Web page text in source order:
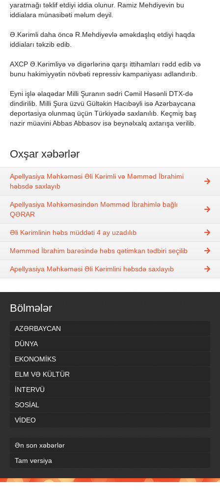
yaratmağı təklif etdiyi iddia olunur. Ramiz Mehdiyevin bu
iddialara münasibəti məlum deyil.
Ə.Kərimli daha öncə R.Mehdiyevlə əməkdaşlıq etdiyi haqda
iddiaları təkzib edib.
AXCP Ə.Kərimliyə və digərlərinə qarşı ittihamları rədd edib və
bunu hakimiyyətin növbəti repressiv kampaniyası adlandırıb.
Eyni işlə əlaqədar Milli Şuranın sədri Cəmil Həsənli DTX-də
dindirilib. Milli Şura üzvü Gültəkin Hacıbəyli isə Azərbaycana
deportasiya olunmaq üçün Türkiyədə saxlanılıb. Keçmiş baş
nazir müavini Abbas Abbasov isə beynəlxalq axtarışa verilib.
Oxşar xəbərlər
Apellyasiya Məhkəməsi Əli Kərimli və Məmməd İbrahimi
həbsdə saxlayıb
Apellyasiya Məhkəməsindən Məmməd İbrahimlə bağlı
QƏRAR
Əli Kərimlinin həbs müddəti 4 ay uzadılıb
Məmməd İbrahim barəsində həbs qətimkan tədbiri seçilib
Apellyasiya Məhkəməsi Əli Kərimlini həbsdə saxlayıb
Bölmələr
AZƏRBAYCAN
DÜNYA
EKONOMİKS
ELM VƏ KÜLTÜR
İNTERVÜ
SOSİAL
VİDEO
Ən son xəbərlər
Tam versiya